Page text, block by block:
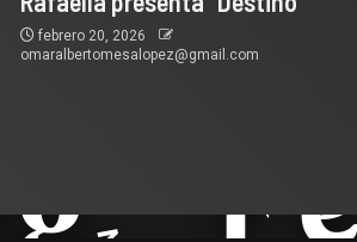
febrero 20, 2026
omaralbertomesalopez@gmail.com